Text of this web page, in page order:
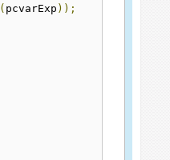
( pcvarExp ));